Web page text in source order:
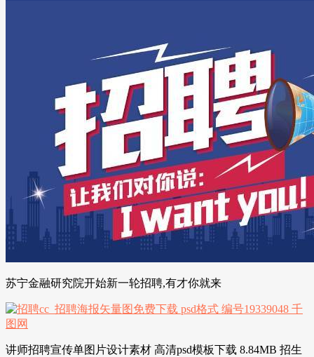
苏宁金融研究院开始新一轮招聘,有才你就来
讲师招聘宣传单图片设计素材 高清psd模板下载 8.84MB 招生